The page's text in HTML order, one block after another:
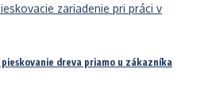
dreva priamo u zákazníka